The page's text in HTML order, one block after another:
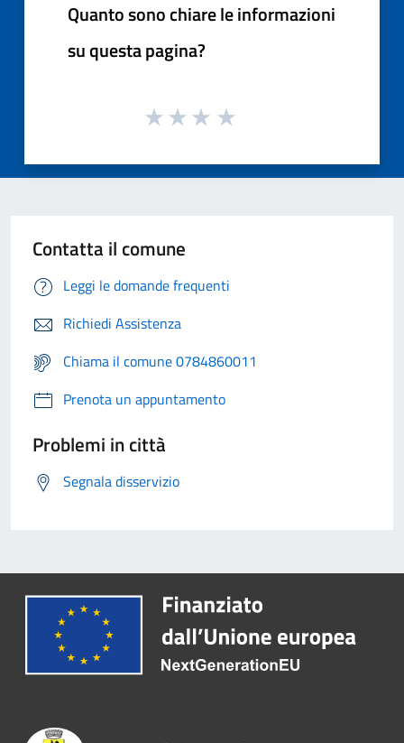
Quanto sono chiare le informazioni
su questa pagina?
Contatta il comune
Leggi le domande frequenti
Richiedi Assistenza
Chiama il comune 0784860011
Prenota un appuntamento
Problemi in città
Segnala disservizio